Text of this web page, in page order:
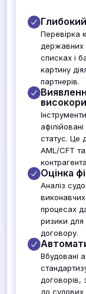
Перевірка
державних
списках і
картину
партнерів.
статус. Це
AML/CFT
Оцінка
Аналіз
процесах
ризики для
договору.
Вбудовані
договорів,
до судових